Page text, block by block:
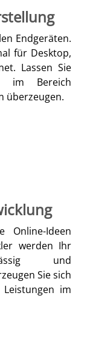
Endgeräten.
für Desktop,
Lassen Sie
im Bereich
überzeugen.
Online-Ideen
werden Ihr
und
Sie sich
im